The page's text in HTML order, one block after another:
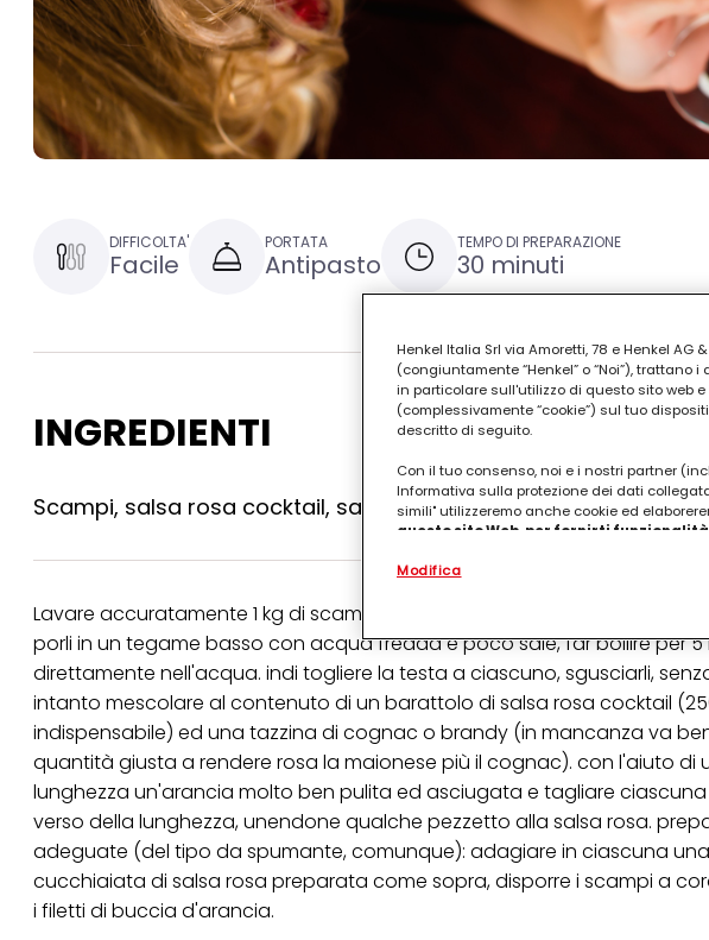
DIFFICOLTA'
Facile
PORTATA
Antipasto
TEMPO DI PREPARAZIONE
30 minuti
INGREDIENTI
Scampi, salsa rosa cocktail, salsa worcester, cognac, lattuga,
Lavare accuratamente 1 kg di scampi e privarli del filetto nero che
porli in un tegame basso con acqua fredda e poco sale, far bollire per
direttamente nell'acqua. indi togliere la testa a ciascuno, sgusciarli,
intanto mescolare al contenuto di un barattolo di salsa rosa cocktail
indispensabile) ed una tazzina di cognac o brandy (in mancanza va
quantità giusta a rendere rosa la maionese più il cognac). con l'aiuto di
lunghezza un'arancia molto ben pulita ed asciugata e tagliare
verso della lunghezza, unendone qualche pezzetto alla salsa rosa.
adeguate (del tipo da spumante, comunque): adagiare in ciascuna
cucchiaiata di salsa rosa preparata come sopra, disporre i scampi a
i filetti di buccia d'arancia.
Henkel Italia Srl via Amoretti, 78 e Henkel AG
(congiuntamente “Henkel” o “Noi”),
in particolare sull'utilizzo di questo sito web
(complessivamente “cookie”) sul tuo
descritto di seguito.
Con il tuo consenso, noi e i nostri partner
Informativa sulla protezione dei dati
simili" utilizzeremo anche cookie ed
questo sito Web, per fornirti
. Analizzeremo il tuo
(rispettivamente dell'azienda per cui lavori)
terzi, conservare le nostre informazioni
identificati) su questo sito web e altri media
misurare e ottimizzare il successo delle
Puoi trovare maggiori informazioni sul
collegata nel piè di pagina (Sezione "Cookie,
qualsiasi momento con effetto per il futuro
collegata nel piè di pagina. Per ulteriori
periodo di conservazione, consultare le
"modifica" di seguito".
Se fai clic su "Modifica" potrai trovare
per uno o più degli scopi sopra menzionati.
tuoi dati personali per tutte le finalità sopra
Modifica